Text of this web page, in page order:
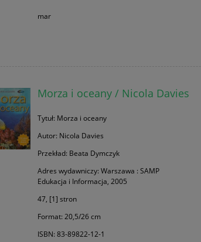
mar
Morza i oceany / Nicola Davies
Tytuł: Morza i oceany
Autor: Nicola Davies
Przekład: Beata Dymczyk
Adres wydawniczy: Warszawa : SAMP
Edukacja i Informacja, 2005
47, [1] stron
Format: 20,5/26 cm
ISBN: 83-89822-12-1